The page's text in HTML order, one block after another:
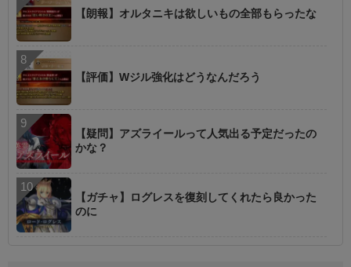
【朗報】オルタニキは欲しいもの全部もらったな
【評価】Wジル強化はどうなんだろう
【疑問】アズライールって人気出る予定だったの
かな？
【ガチャ】ログレスを復刻してくれたら良かった
のに